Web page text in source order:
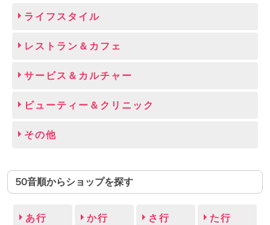
ライフスタイル
レストラン＆カフェ
サービス＆カルチャー
ビューティー＆クリニック
その他
50音順からショップを探す
あ行 か行 さ行 た行